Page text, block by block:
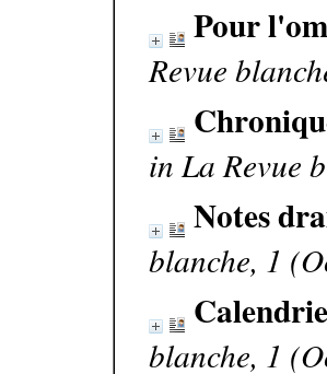
Pour
Revue
in La Revue
Notes
blanche, 1
blanche, 1